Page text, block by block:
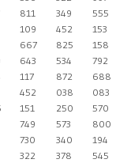
811 349 555
109 452 153
667 825 158
643 534 792
117 872 688
452 038 083
151 250 570
749 573 800
730 340 194
322 378 545